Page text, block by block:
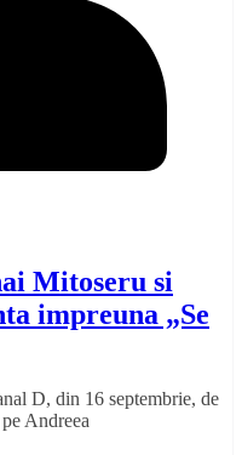
Mitoseru si
impreuna „Se
D, din 16 septembrie, de
Andreea